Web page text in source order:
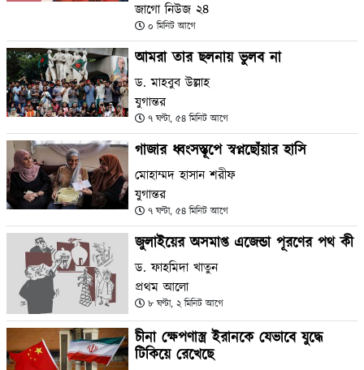
জাগো নিউজ ২৪
০ মিনিট আগে
আমরা তার ছলনায় ভুলব না
ড. মাহবুব উল্লাহ
যুগান্তর
৭ ঘণ্টা, ৫৪ মিনিট আগে
গাজার ধ্বংসস্তূপে স্বপ্নছোঁয়ার হাসি
মোহাম্মদ হাসান শরীফ
যুগান্তর
৭ ঘণ্টা, ৫৪ মিনিট আগে
জুলাইয়ের অসমাপ্ত এজেন্ডা পূরণের পথ কী
ড. ফাহমিদা খাতুন
প্রথম আলো
৮ ঘণ্টা, ২ মিনিট আগে
চীনা ক্ষেপণাস্ত্র ইরানকে যেভাবে যুদ্ধে
টিকিয়ে রেখেছে